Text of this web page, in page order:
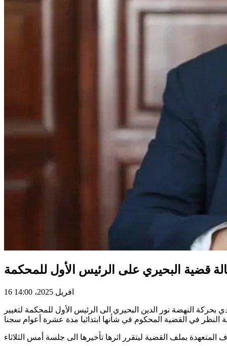
16 افريل 2025، 14:00
المتعلقة بوزير العدل الأسبق والقيادي بحركة النهضة نور الدين البحيري الى الرئيس الأول للمحكمة لتغيير